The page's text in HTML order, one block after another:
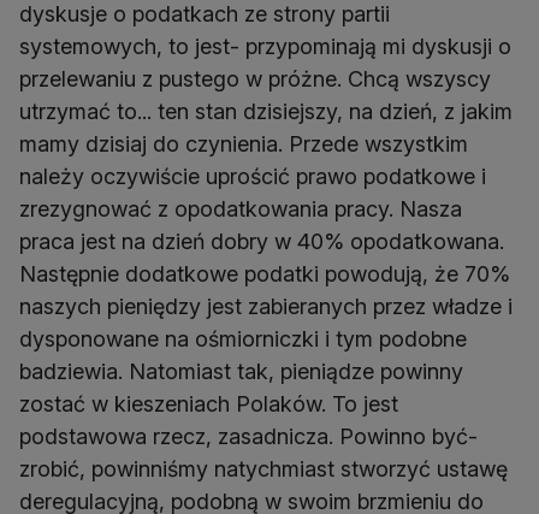
dyskusje o podatkach ze strony partii
systemowych, to jest- przypominają mi dyskusji o
przelewaniu z pustego w próżne. Chcą wszyscy
utrzymać to... ten stan dzisiejszy, na dzień, z jakim
mamy dzisiaj do czynienia. Przede wszystkim
należy oczywiście uprościć prawo podatkowe i
zrezygnować z opodatkowania pracy. Nasza
praca jest na dzień dobry w 40% opodatkowana.
Następnie dodatkowe podatki powodują, że 70%
naszych pieniędzy jest zabieranych przez władze i
dysponowane na ośmiorniczki i tym podobne
badziewia. Natomiast tak, pieniądze powinny
zostać w kieszeniach Polaków. To jest
podstawowa rzecz, zasadnicza. Powinno być-
zrobić, powinniśmy natychmiast stworzyć ustawę
deregulacyjną, podobną w swoim brzmieniu do